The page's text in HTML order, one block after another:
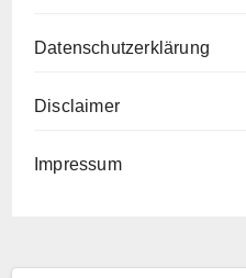
Datenschutzerklärung
Disclaimer
Impressum